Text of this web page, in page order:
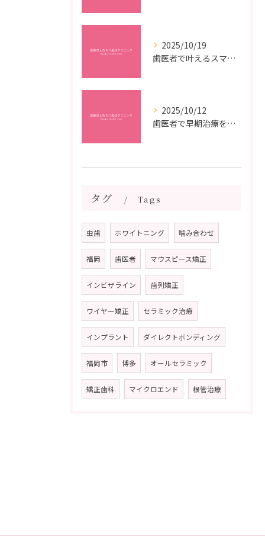
2025/10/19
歯医者で叶えるスマイルメイクオーバーなら福岡県福岡市博多区博多駅前の最新矯正治療解説
2025/10/12
歯医者で早期治療を受けるメリットと虫歯悪化を防ぐ最短ステップ
タグ Tags
虫歯 ホワイトニング 噛み合わせ
福岡 歯医者 マウスピース矯正
インビザライン 歯列矯正
ワイヤー矯正 セラミック治療
インプラント ダイレクトボンディング
福岡市 博多 オールセラミック
矯正歯科 マイクロエンド 根管治療